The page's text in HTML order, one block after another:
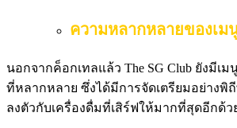
ความหลากหลายของเม
นอกจากค็อกเทลแล้ว The SG Club ยังมีเ
ที่หลากหลาย ซึ่งได้มีการจัดเตรียมอย่างพิ
ลงตัวกับเครื่องดื่มที่เสิร์ฟให้มากที่สุดอีกด้ว